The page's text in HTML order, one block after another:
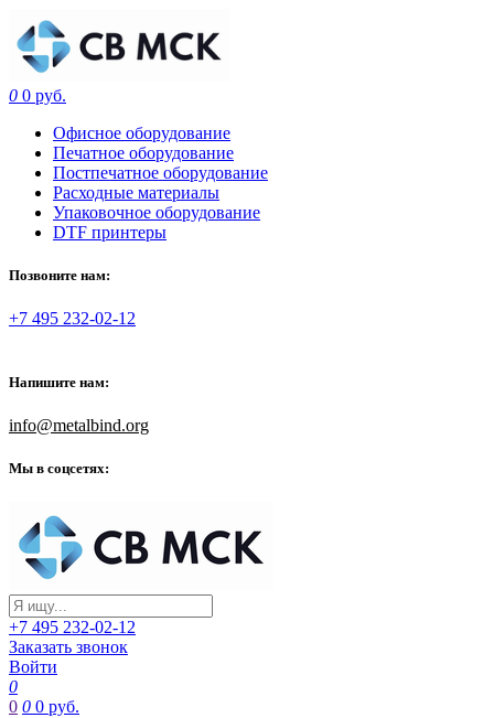
0 0 руб.
Офисное оборудование
Печатное оборудование
Постпечатное оборудование
Расходные материалы
Упаковочное оборудование
DTF принтеры
Позвоните нам:
+7 495 232-02-12
Напишите нам:
info@metalbind.org
Мы в соцсетях:
+7 495 232-02-12
Заказать звонок
Войти
0
0 0 0 руб.